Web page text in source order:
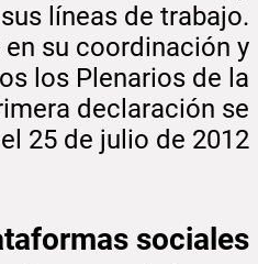
líneas de trabajo.
su coordinación y
los Plenarios de la
declaración se
25 de julio de 2012.
sociales